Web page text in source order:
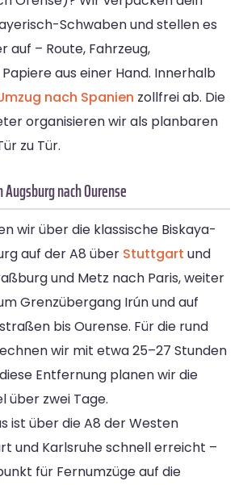
Schwaben und stellen es
auf – Route, Fahrzeug,
aus einer Hand. Innerhalb
nach Spanien zollfrei ab. Die
organisieren wir als planbaren
zu Tür.
nach Ourense
wir über die klassische Biskaya-
auf der A8 über Stuttgart und
und Metz nach Paris, weiter
Grenzübergang Irún und auf
bis Ourense. Für die rund
wir mit etwa 25–27 Stunden
Entfernung planen wir die
über zwei Tage.
ist über die A8 der Westen
und Karlsruhe schnell erreicht –
für Fernumzüge auf die